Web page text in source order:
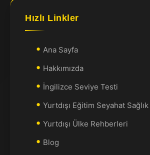
Hızlı Linkler
Ana Sayfa
Hakkımızda
İngilizce Seviye Testi
Yurtdışı Eğitim Seyahat
Yurtdışı Ülke Rehberleri
Blog